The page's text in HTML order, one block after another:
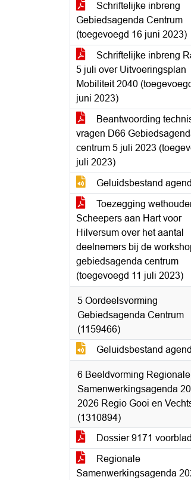
Schriftelijke inbreng
Gebiedsagenda Centrum
(toegevoegd 16 juni 2023)
Schriftelijke inbreng
5 juli over Uitvoeringsplan
Mobiliteit 2040
juni 2023)
Beantwoording
vragen D66
centrum 5 juli 2023
juli 2023)
Geluidsbestand
Toezegging
Scheepers aan Hart voor
Hilversum over het aantal
deelnemers bij de
gebiedsagenda centrum
(toegevoegd 11 juli 2023)
5 Oordeelsvorming
Gebiedsagenda Centrum
(1159466)
Geluidsbestand
6 Beeldvorming Regionale
Samenwerkingsagenda
2026 Regio Gooi en
(1310894)
Dossier 9171
Regionale
Samenwerkingsagenda